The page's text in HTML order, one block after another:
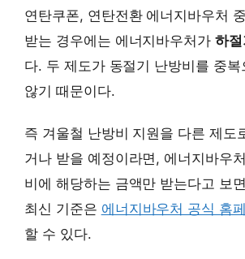
연탄쿠폰, 연탄전환 에너지바우처
받는 경우에는 에너지바우처가하
다. 두 제도가 동절기 난방비를 중복
않기 때문이다.
즉 겨울철 난방비 지원을 다른 제도
거나 받을 예정이라면, 에너지바우
비에 해당하는 금액만 받는다고 보
최신 기준은 에너지바우처 공식 홈
할 수 있다.